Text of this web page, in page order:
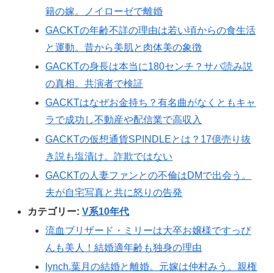
籍の嫁。ノイローゼで離婚
GACKTの年齢不詳の理由は若い頃からの食生活
と運動。昔から美肌と肉体美の象徴
GACKTの身長は本当に180センチ？サバ読み説
の真相。共演者で検証
GACKTはなぜお金持ち？有名曲がなくともキャ
ラで成功し不動産や配信業で高収入
GACKTの仮想通貨SPINDLEとは？17億売り抜
き説も塩漬け。詐欺ではない
GACKTの人妻ファンとの不倫はDMで出会う。
夫が自宅写真と共に怒りの告発
カテゴリー:V系10年代
流血ブリザード・ミリーは大卒お嬢様ですっぴ
んも美人！結婚適年齢も独身の理由
lynch.葉月の結婚と離婚。元嫁は仲村みう。親権